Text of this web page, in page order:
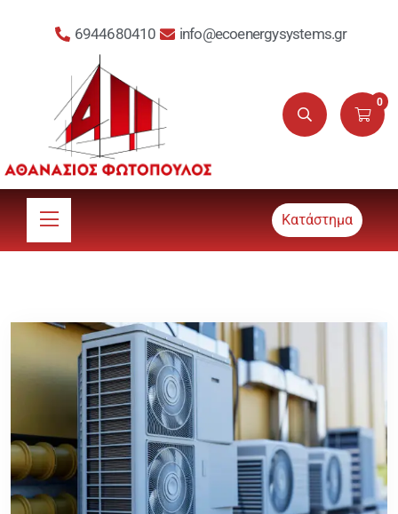
6944680410 info@ecoenergysystems.gr
0
Κατάστημα